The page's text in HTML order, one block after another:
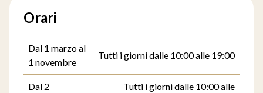
Orari
Dal 1 marzo al
1 novembre
Tutti i giorni dalle 10:00 alle 19:00
Dal 2
Tutti i giorni dalle 10:00 alle